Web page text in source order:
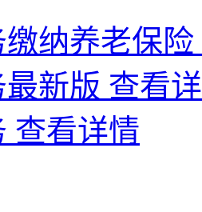
纳养老保险
新版 查看
查看详情